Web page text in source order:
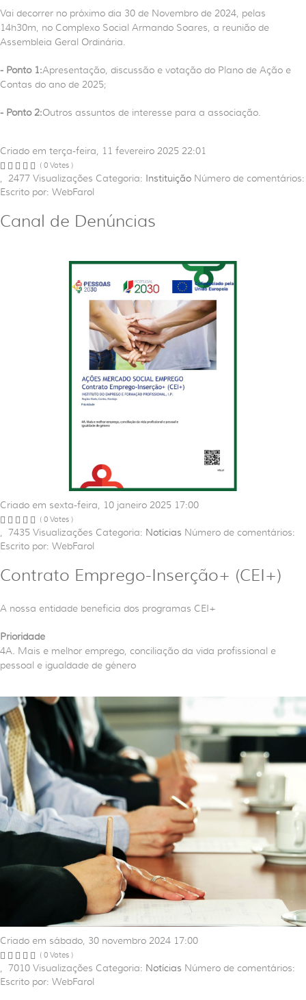
Vai decorrer no próximo dia 30 de Novembro de 2024, pelas
14h30m, no Complexo Social Armando Soares, a reunião de
Assembleia Geral Ordinária.
- Ponto 1:Apresentação, discussão e votação do Plano de Ação e
Contas do ano de 2025;
- Ponto 2:Outros assuntos de interesse para a associação.
Criado em terça-feira, 11 fevereiro 2025 22:01
( 0 Votes )
, 2477 Visualizações Categoria: Instituição Número de comentários:
Escrito por: WebFarol
Canal de Denúncias
Criado em sexta-feira, 10 janeiro 2025 17:00
( 0 Votes )
, 7435 Visualizações Categoria: Notícias Número de comentários:
Escrito por: WebFarol
Contrato Emprego-Inserção+ (CEI+)
A nossa entidade beneficia dos programas CEI+
Prioridade
4A. Mais e melhor emprego, conciliação da vida profissional e
pessoal e igualdade de género
Criado em sábado, 30 novembro 2024 17:00
( 0 Votes )
, 7010 Visualizações Categoria: Notícias Número de comentários:
Escrito por: WebFarol